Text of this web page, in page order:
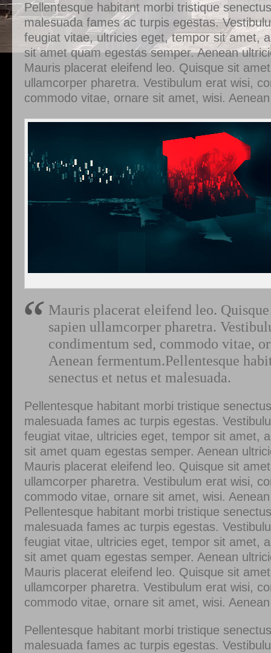
Pellentesque habitant morbi tristique
malesuada fames ac turpis egestas.
feugiat vitae, ultricies eget, tempor sit amet,
sit amet quam egestas semper. Aenean
Mauris placerat eleifend leo. Quisque sit
ullamcorper pharetra. Vestibulum erat wisi,
commodo vitae, ornare sit amet, wisi.
Mauris placerat eleifend leo.
sapien ullamcorper pharetra.
condimentum sed, commodo vitae,
Aenean fermentum.Pellentesque
senectus et netus et malesuada.
Pellentesque habitant morbi tristique
malesuada fames ac turpis egestas.
feugiat vitae, ultricies eget, tempor sit amet,
sit amet quam egestas semper. Aenean
Mauris placerat eleifend leo. Quisque sit
ullamcorper pharetra. Vestibulum erat wisi,
commodo vitae, ornare sit amet, wisi.
Pellentesque habitant morbi tristique
malesuada fames ac turpis egestas.
feugiat vitae, ultricies eget, tempor sit amet,
sit amet quam egestas semper. Aenean
Mauris placerat eleifend leo. Quisque sit
ullamcorper pharetra. Vestibulum erat wisi,
commodo vitae, ornare sit amet, wisi.
Pellentesque habitant morbi tristique
malesuada fames ac turpis egestas.